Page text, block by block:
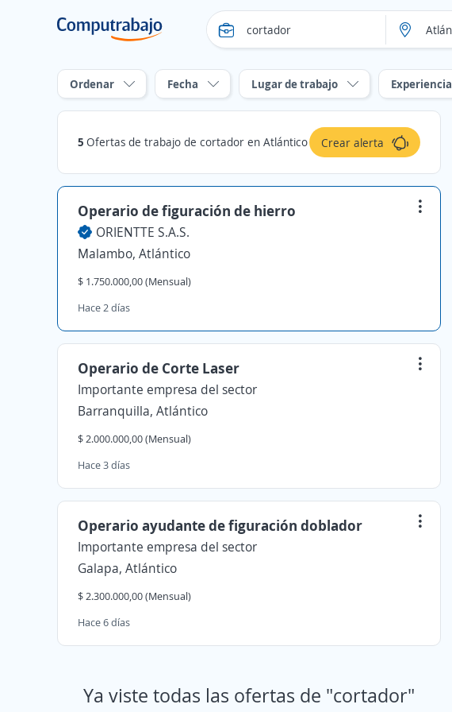
Ordenar Fecha Lugar de trabajo Experiencia
5 Ofertas de trabajo de cortador en Atlántico Crear alerta
Operario de figuración de hierro
ORIENTTE S.A.S.
Malambo, Atlántico
$ 1.750.000,00 (Mensual)
Hace 2 días
Operario de Corte Laser
Importante empresa del sector
Barranquilla, Atlántico
$ 2.000.000,00 (Mensual)
Hace 3 días
Operario ayudante de figuración doblador
Importante empresa del sector
Galapa, Atlántico
$ 2.300.000,00 (Mensual)
Hace 6 días
Ya viste todas las ofertas de "cortador"